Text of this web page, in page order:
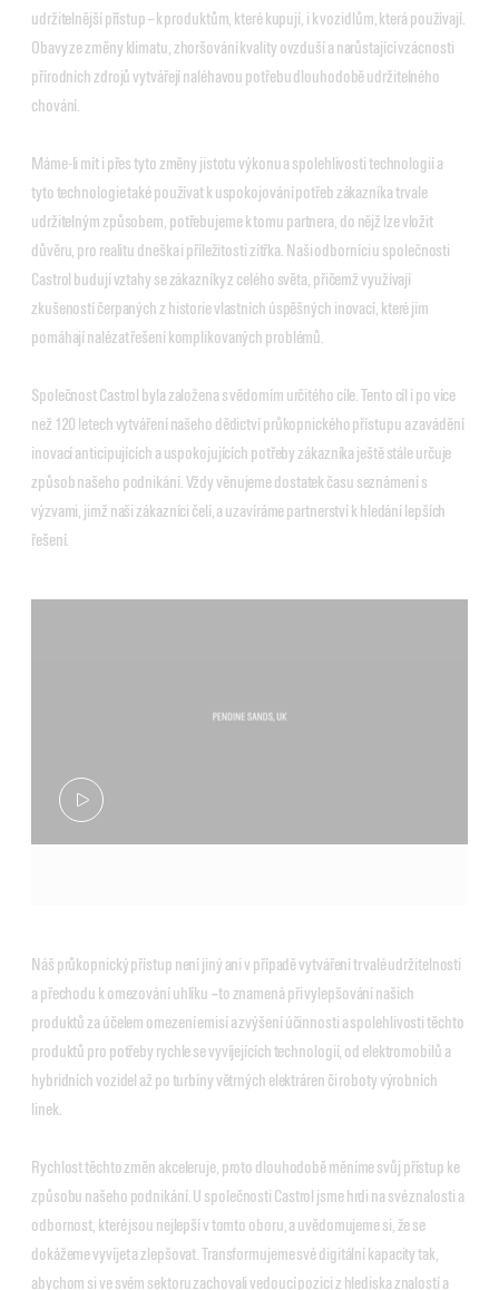
udržitelnější přístup – k produktům, které kupují, i k vozidlům, která používají.
Obavy ze změny klimatu, zhoršování kvality ovzduší a narůstající vzácnosti
přírodních zdrojů vytvářejí naléhavou potřebu dlouhodobě udržitelného
chování.
Máme-li mít i přes tyto změny jistotu výkonu a spolehlivosti technologií a
tyto technologie také používat k uspokojování potřeb zákazníka trvale
udržitelným způsobem, potřebujeme k tomu partnera, do nějž lze vložit
důvěru, pro realitu dneška i příležitosti zítřka. Naši odborníci u společnosti
Castrol budují vztahy se zákazníky z celého světa, přičemž využívají
zkušeností čerpaných z historie vlastních úspěšných inovací, které jim
pomáhají nalézat řešení komplikovaných problémů.
Společnost Castrol byla založena s vědomím určitého cíle. Tento cíl i po více
než 120 letech vytváření našeho dědictví průkopnického přístupu a zavádění
inovací anticipujících a uspokojujících potřeby zákazníka ještě stále určuje
způsob našeho podnikání. Vždy věnujeme dostatek času seznámení s
výzvami, jimž naši zákazníci čelí, a uzavíráme partnerství k hledání lepších
řešení.
Náš průkopnický přístup není jiný ani v případě vytváření trvalé udržitelnosti
a přechodu k omezování uhlíku –to znamená při vylepšování našich
produktů za účelem omezení emisí a zvýšení účinnosti a spolehlivosti těchto
produktů pro potřeby rychle se vyvíjejících technologií, od elektromobilů a
hybridních vozidel až po turbíny větrných elektráren či roboty výrobních
linek.
Rychlost těchto změn akceleruje, proto dlouhodobě měníme svůj přístup ke
způsobu našeho podnikání. U společnosti Castrol jsme hrdi na své znalosti a
odbornost, které jsou nejlepší v tomto oboru, a uvědomujeme si, že se
dokážeme vyvíjet a zlepšovat. Transformujeme své digitální kapacity tak,
abychom si ve svém sektoru zachovali vedoucí pozici z hlediska znalostí a